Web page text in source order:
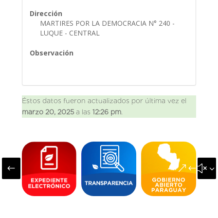
Dirección
MARTIRES POR LA DEMOCRACIA N° 240 -
LUQUE - CENTRAL
Observación
Éstos datos fueron actualizados por última vez el
marzo 20, 2025a las 12:26 pm.
#